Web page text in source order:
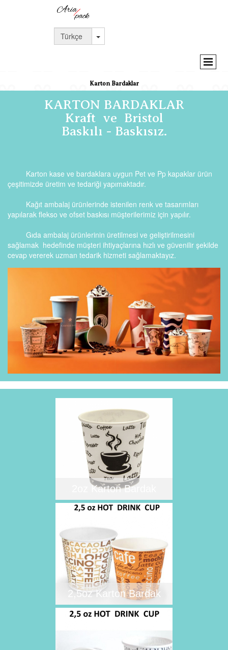
Karton Bardaklar
KARTON BARDAKLAR
Kraft ve Bristol
Baskılı - Baskısız.
Karton kase ve bardaklara uygun Pet ve Pp kapaklar ürün
çeşitimizde üretim ve tedariği yapımaktadır.
Kağıt ambalaj ürünlerinde istenilen renk ve tasarımları
yapılarak flekso ve ofset baskısı müşterilerimiz için yapılır.
Gıda ambalaj ürünlerinin üretilmesi ve geliştirilmesini
sağlamak hedefinde müşteri ihtiyaçlarına hızlı ve güvenilir şekilde
cevap vererek uzman tedarik hizmeti sağlamaktayız.
2oz Karton Bardak
2,5oz Karton Bardak